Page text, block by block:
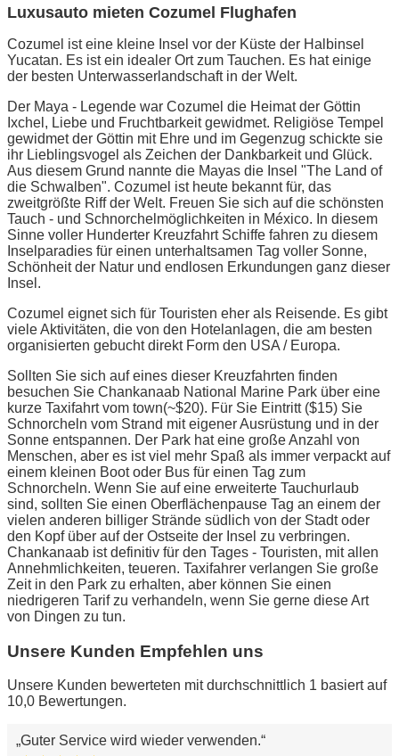
Luxusauto mieten Cozumel Flughafen
Cozumel ist eine kleine Insel vor der Küste der Halbinsel
Yucatan. Es ist ein idealer Ort zum Tauchen. Es hat einige
der besten Unterwasserlandschaft in der Welt.
Der Maya - Legende war Cozumel die Heimat der Göttin
Ixchel, Liebe und Fruchtbarkeit gewidmet. Religiöse Tempel
gewidmet der Göttin mit Ehre und im Gegenzug schickte sie
ihr Lieblingsvogel als Zeichen der Dankbarkeit und Glück.
Aus diesem Grund nannte die Mayas die Insel "The Land of
die Schwalben". Cozumel ist heute bekannt für, das
zweitgrößte Riff der Welt. Freuen Sie sich auf die schönsten
Tauch - und Schnorchelmöglichkeiten in México. In diesem
Sinne voller Hunderter Kreuzfahrt Schiffe fahren zu diesem
Inselparadies für einen unterhaltsamen Tag voller Sonne,
Schönheit der Natur und endlosen Erkundungen ganz dieser
Insel.
Cozumel eignet sich für Touristen eher als Reisende. Es gibt
viele Aktivitäten, die von den Hotelanlagen, die am besten
organisierten gebucht direkt Form den USA / Europa.
Sollten Sie sich auf eines dieser Kreuzfahrten finden
besuchen Sie Chankanaab National Marine Park über eine
kurze Taxifahrt vom town(~$20). Für Sie Eintritt ($15) Sie
Schnorcheln vom Strand mit eigener Ausrüstung und in der
Sonne entspannen. Der Park hat eine große Anzahl von
Menschen, aber es ist viel mehr Spaß als immer verpackt auf
einem kleinen Boot oder Bus für einen Tag zum
Schnorcheln. Wenn Sie auf eine erweiterte Tauchurlaub
sind, sollten Sie einen Oberflächenpause Tag an einem der
vielen anderen billiger Strände südlich von der Stadt oder
den Kopf über auf der Ostseite der Insel zu verbringen.
Chankanaab ist definitiv für den Tages - Touristen, mit allen
Annehmlichkeiten, teueren. Taxifahrer verlangen Sie große
Zeit in den Park zu erhalten, aber können Sie einen
niedrigeren Tarif zu verhandeln, wenn Sie gerne diese Art
von Dingen zu tun.
Unsere Kunden Empfehlen uns
Unsere Kunden bewerteten mit durchschnittlich 1 basiert auf
10,0 Bewertungen.
Guter Service wird wieder verwenden.